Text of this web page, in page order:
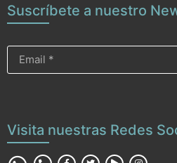
Suscríbete a nuestro
Visita nuestras Redes